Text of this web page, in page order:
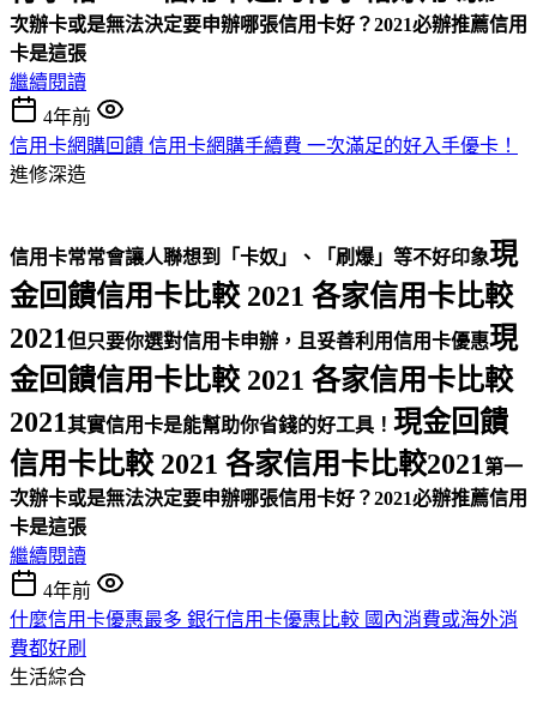
次辦卡或是無法決定要申辦哪張信用卡好？2021必辦推薦信用
卡是這張
繼續閱讀
4年前
信用卡網購回饋 信用卡網購手續費 一次滿足的好入手優卡！
進修深造
信用卡常常會讓人聯想到「卡奴」、「刷爆」等不好印象現
金回饋信用卡比較 2021 各家信用卡比較
2021但只要你選對信用卡申辦，且妥善利用信用卡優惠現
金回饋信用卡比較 2021 各家信用卡比較
2021其實信用卡是能幫助你省錢的好工具！ 現金回饋
信用卡比較 2021 各家信用卡比較2021第一
次辦卡或是無法決定要申辦哪張信用卡好？2021必辦推薦信用
卡是這張
繼續閱讀
4年前
什麼信用卡優惠最多 銀行信用卡優惠比較 國內消費或海外消
費都好刷
生活綜合